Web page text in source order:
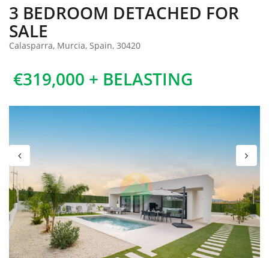
3 BEDROOM DETACHED FOR
SALE
Calasparra, Murcia, Spain, 30420
€319,000 + BELASTING